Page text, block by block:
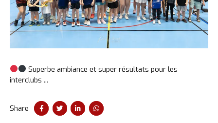
Superbe ambiance et super résultats pour les
interclubs ...
Share